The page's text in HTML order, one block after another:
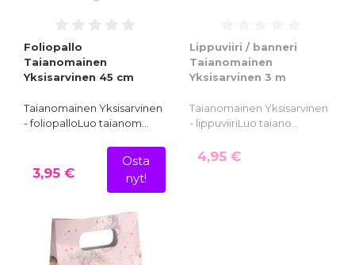
Foliopallo
Taianomainen
Yksisarvinen 45 cm
Taianomainen Yksisarvinen
- foliopalloLuo taianom…
3,95 €
Osta
nyt!
Lippuviiri / banneri
Taianomainen
Yksisarvinen 3 m
Taianomainen Yksisarvinen
- lippuviiriLuo taiano…
4,95 €